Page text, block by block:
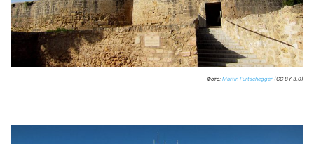
Фото: Martin Furtschegger (CC BY 3.0)